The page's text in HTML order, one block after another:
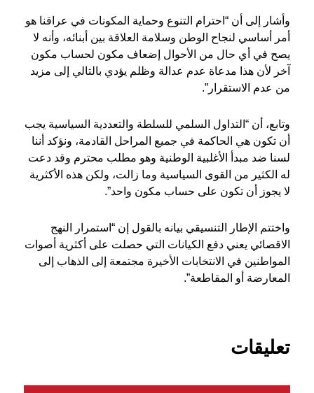
وأشار إلى أن “احترام التنوع وحماية المكونات في عراقنا هو
أمر أساسي لنجاح الوطن وسلامة العلاقة بين أبنائه، وأنه لا
يصح في أي حال من الأحوال إضعاف مكون لحساب مكون
آخر لأن هذا مدعاة عدم عدالة وظلم يؤدي بالتالي إلى مزيد
من عدم الاستقرار”.
وتابع، أن “التداول السلمي للسلطة والتعددية السياسية يجب
أن تكون هي الحاكمة في جميع المراحل القادمة، ونؤكد أننا
لسنا ضد مبدأ الأغلبية الوطنية وهو مطلب محترم وقد دعت
له الكثير من القوى السياسية وما زالت، ولكن هذه الأكثرية
لا يجوز أن تكون على حساب مكون واحد”.
واختتم الإطار التنسيقي بيانه بالقول إن “استمرار النهج
الاقصائي يعني دفع الكيانات التي حصلت على أكثرية أصوات
المواطنين في الانتخابات الأخيرة مجتمعة إلى الذهاب إلى
المعارضة أو المقاطعة”.
تعليقات